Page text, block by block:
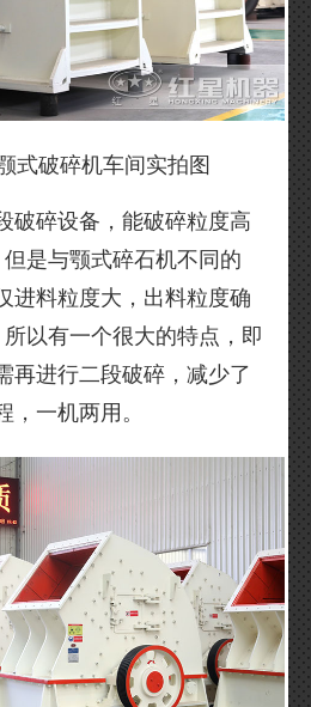
式破碎机车间实拍图
破碎设备，能破碎粒度高
但是与颚式碎石机不同的
进料粒度大，出料粒度确
以有一个很大的特点，即
再进行二段破碎，减少了
，一机两用。